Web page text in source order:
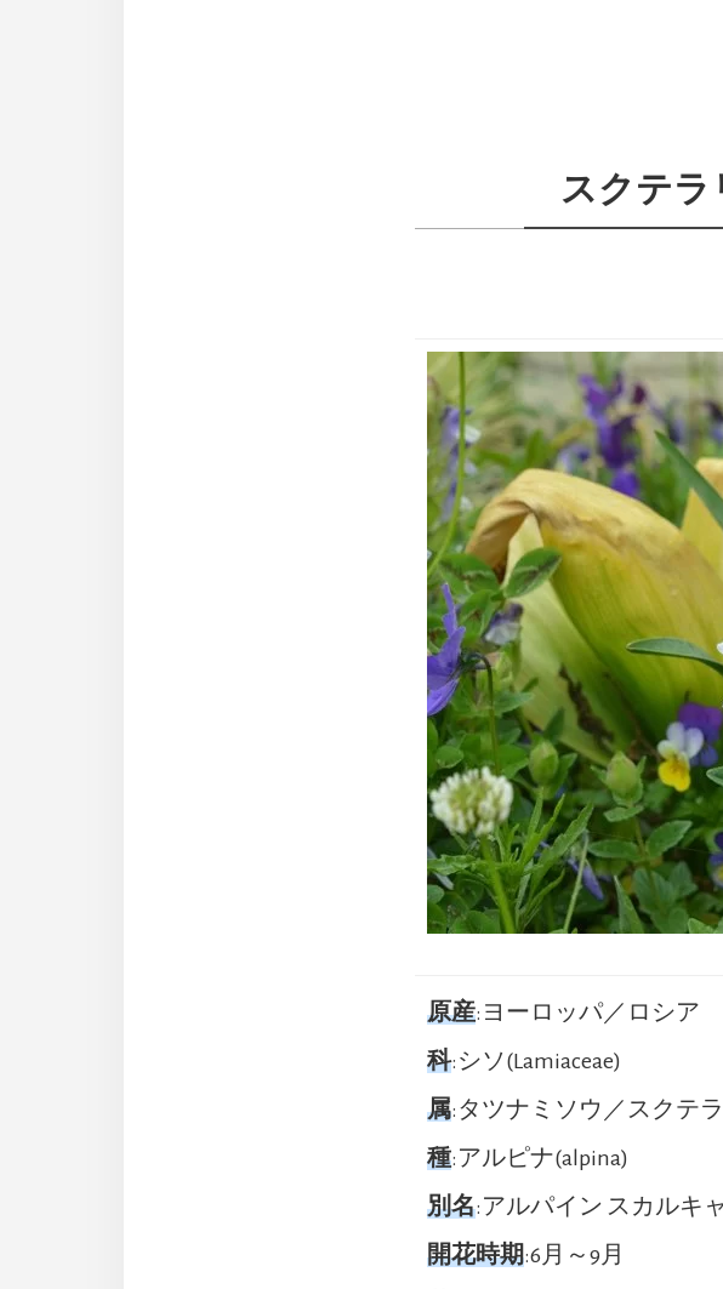
スクテラ
原産:ヨーロッパ／ロシア
科:シソ(Lamiaceae)
属:タツナミソウ／スクテラ
種:アルピナ(alpina)
別名:アルパイン スカルキ
開花時期:6月～9月